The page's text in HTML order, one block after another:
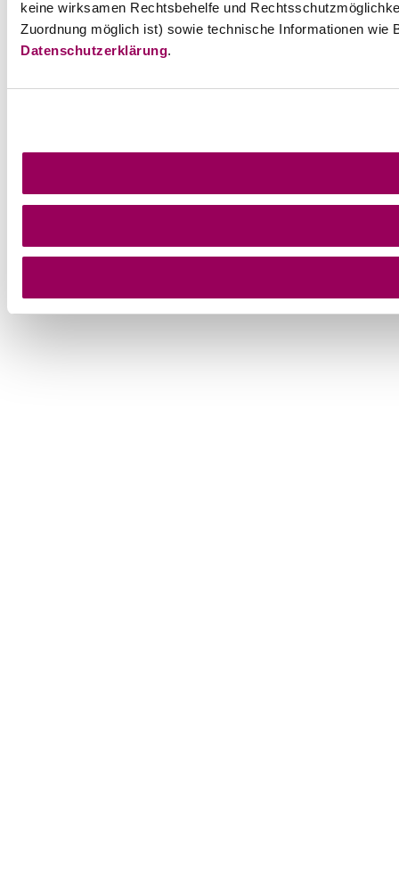
keine wirksamen Rechtsbehelfe und
Zuordnung möglich ist) sowie technische Informationen
Datenschutzerklärung.